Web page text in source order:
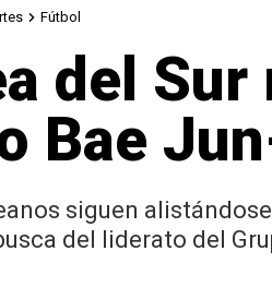
Fútbol
del
Bae
siguen
del liderato del